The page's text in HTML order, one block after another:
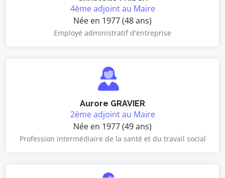
4ème adjoint au Maire
Née en 1977 (48 ans)
Employé administratif d'entreprise
Aurore GRAVIER
2ème adjoint au Maire
Née en 1977 (49 ans)
Profession intermédiaire de la santé et du travail social